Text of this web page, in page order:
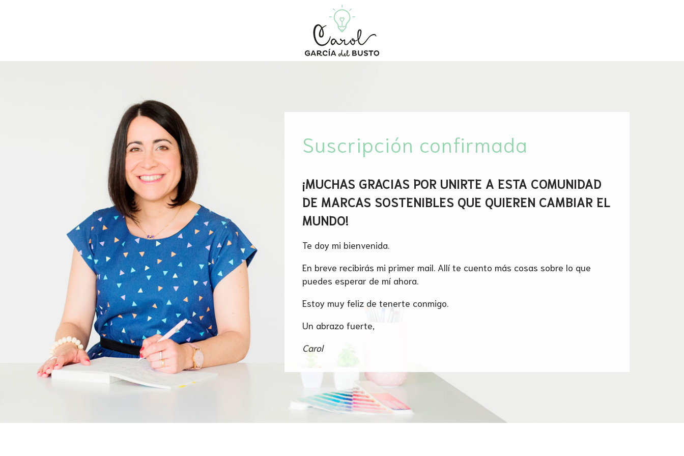
Suscripción confirmada
¡MUCHAS GRACIAS POR UNIRTE A ESTA COMUNIDAD
DE MARCAS SOSTENIBLES QUE QUIEREN CAMBIAR EL
MUNDO!
Te doy mi bienvenida.
En breve recibirás mi primer mail. Allí te cuento más cosas sobre lo que
puedes esperar de mí ahora.
Estoy muy feliz de tenerte conmigo.
Un abrazo fuerte,
Carol